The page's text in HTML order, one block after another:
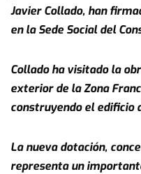
Javier Collado, han
en la Sede Social del
Collado ha visitado la
exterior de la Zona
construyendo el edificio
La nueva dotación,
representa un